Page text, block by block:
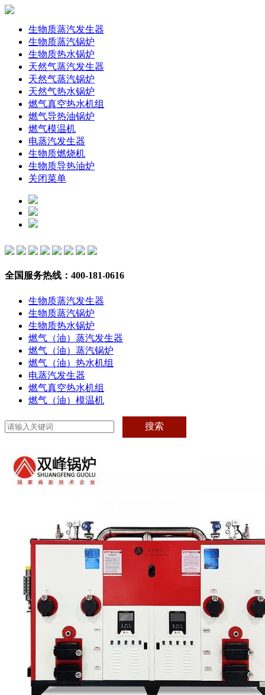
生物质蒸汽发生器
生物质蒸汽锅炉
生物质热水锅炉
天然气蒸汽发生器
天然气蒸汽锅炉
天然气热水锅炉
燃气真空热水机组
燃气导热油锅炉
燃气模温机
电蒸汽发生器
生物质燃烧机
生物质导热油炉
关闭菜单
全国服务热线：400-181-0616
生物质蒸汽发生器
生物质蒸汽锅炉
生物质热水锅炉
燃气（油）蒸汽发生器
燃气（油）蒸汽锅炉
燃气（油）热水机组
电蒸汽发生器
燃气真空热水机组
燃气（油）模温机